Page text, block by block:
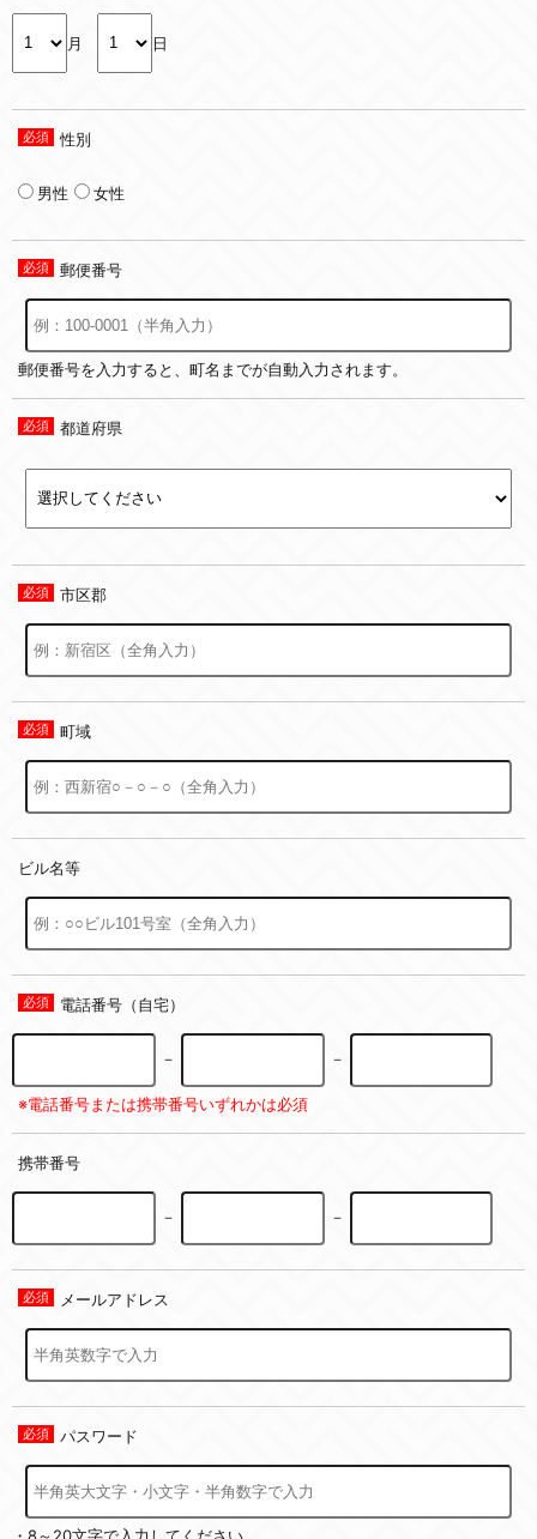
月 日
性別
男性 女性
郵便番号
郵便番号を入力すると、町名までが自動入力されます。
都道府県
市区郡
町域
ビル名等
電話番号（自宅）
－ －
※電話番号または携帯番号いずれかは必須
携帯番号
－ －
メールアドレス
パスワード
・8～20文字で入力してください。